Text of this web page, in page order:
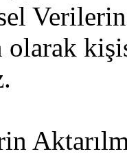
olarak